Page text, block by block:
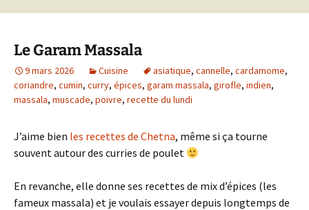
Le Garam Massala
9 mars 2026 Cuisine asiatique, cannelle, cardamome,
coriandre, cumin, curry, épices, garam massala, girofle, indien,
massala, muscade, poivre, recette du lundi
J’aime bien les recettes de Chetna, même si ça tourne
souvent autour des curries de poulet
En revanche, elle donne ses recettes de mix d’épices (les
fameux massala) et je voulais essayer depuis longtemps de